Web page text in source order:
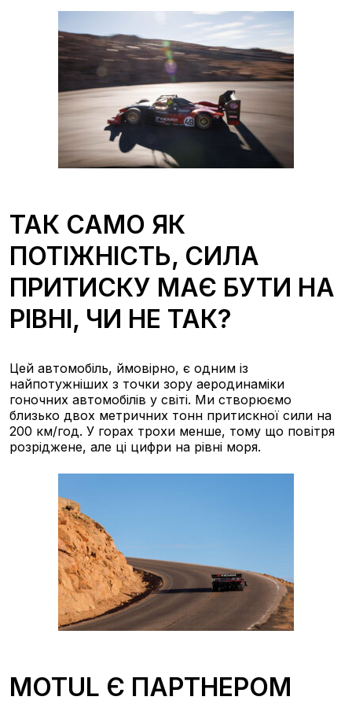
ТАК САМО ЯК
ПОТІЖНІСТЬ, СИЛА
ПРИТИСКУ МАЄ БУТИ НА
РІВНІ, ЧИ НЕ ТАК?
Цей автомобіль, ймовірно, є одним із
найпотужніших з точки зору аеродинаміки
гоночних автомобілів у світі. Ми створюємо
близько двох метричних тонн притискної сили на
200 км/год. У горах трохи менше, тому що повітря
розріджене, але ці цифри на рівні моря.
MOTUL Є ПАРТНЕРОМ